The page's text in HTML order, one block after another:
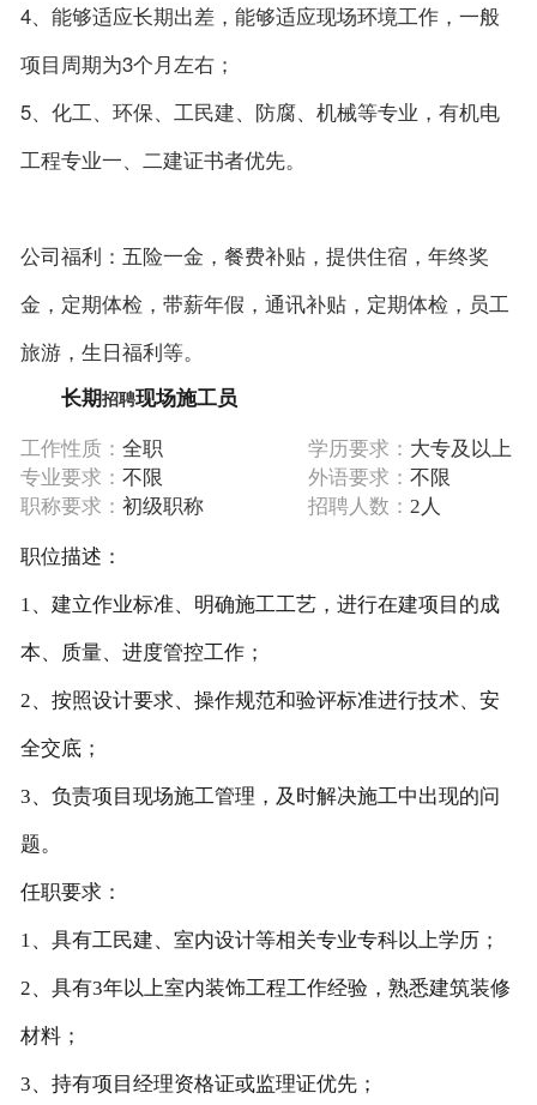
4、能够适应长期出差，能够适应现场环境工作，一般
项目周期为3个月左右；
5、化工、环保、工民建、防腐、机械等专业，有机电
工程专业一、二建证书者优先。
公司福利：五险一金，餐费补贴，提供住宿，年终奖
金，定期体检，带薪年假，通讯补贴，定期体检，员工
旅游，生日福利等。
长期招聘现场施工员
工作性质： 全职 学历要求： 大专及以上
专业要求： 不限 外语要求： 不限
职称要求： 初级职称 招聘人数： 2人
职位描述：
1、建立作业标准、明确施工工艺，进行在建项目的成
本、质量、进度管控工作；
2、按照设计要求、操作规范和验评标准进行技术、安
全交底；
3、负责项目现场施工管理，及时解决施工中出现的问
题。
任职要求：
1、具有工民建、室内设计等相关专业专科以上学历；
2、具有3年以上室内装饰工程工作经验，熟悉建筑装修
材料；
3、持有项目经理资格证或监理证优先；